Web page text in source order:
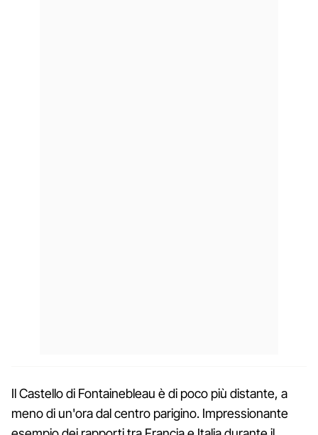
Il Castello di Fontainebleau è di poco più distante, a
meno di un'ora dal centro parigino. Impressionante